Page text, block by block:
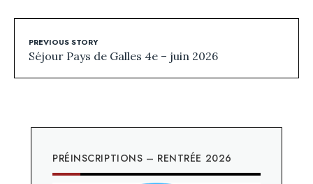
PREVIOUS STORY
Séjour Pays de Galles 4e – juin 2026
PRÉINSCRIPTIONS – RENTRÉE 2026